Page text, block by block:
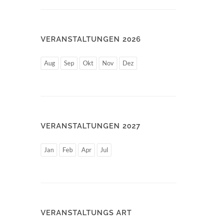
VERANSTALTUNGEN 2026
Aug Sep Okt Nov Dez
VERANSTALTUNGEN 2027
Jan Feb Apr Jul
VERANSTALTUNGS ART